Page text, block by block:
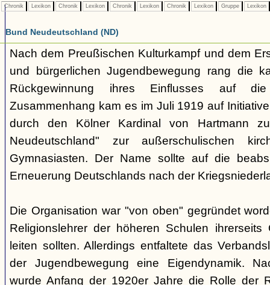
Chronik Lexikon Chronik Lexikon Chronik Lexikon Chronik Lexikon Gruppe Lexikon
Bund Neudeutschland (ND)
Nach dem Preußischen Kulturkampf und dem
und bürgerlichen Jugendbewegung rang die
Rückgewinnung ihres Einflusses auf
Zusammenhang kam es im Juli 1919 auf
durch den Kölner Kardinal von Hartmann
Neudeutschland" zur außerschulischen
Gymnasiasten. Der Name sollte auf die
Erneuerung Deutschlands nach der
Die Organisation war "von oben" gegründet
Religionslehrer der höheren Schulen ihrerseits
leiten sollten. Allerdings entfaltete das
der Jugendbewegung eine Eigendynamik.
wurde Anfang der 1920er Jahre die Rolle der